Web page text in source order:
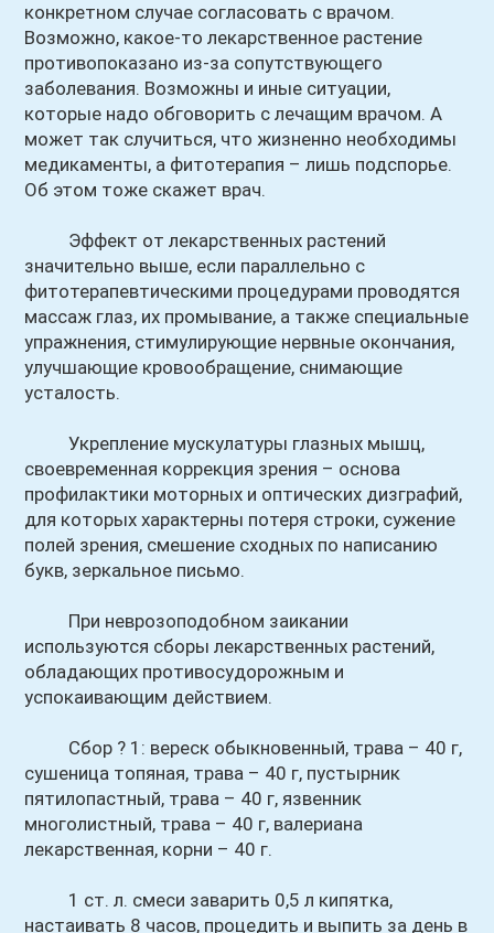
конкретном случае согласовать с врачом.
Возможно, какое-то лекарственное растение
противопоказано из-за сопутствующего
заболевания. Возможны и иные ситуации,
которые надо обговорить с лечащим врачом. А
может так случиться, что жизненно необходимы
медикаменты, а фитотерапия – лишь подспорье.
Об этом тоже скажет врач.
Эффект от лекарственных растений
значительно выше, если параллельно с
фитотерапевтическими процедурами проводятся
массаж глаз, их промывание, а также специальные
упражнения, стимулирующие нервные окончания,
улучшающие кровообращение, снимающие
усталость.
Укрепление мускулатуры глазных мышц,
своевременная коррекция зрения – основа
профилактики моторных и оптических дизграфий,
для которых характерны потеря строки, сужение
полей зрения, смешение сходных по написанию
букв, зеркальное письмо.
При неврозоподобном заикании
используются сборы лекарственных растений,
обладающих противосудорожным и
успокаивающим действием.
Сбор ? 1: вереск обыкновенный, трава – 40 г,
сушеница топяная, трава – 40 г, пустырник
пятилопастный, трава – 40 г, язвенник
многолистный, трава – 40 г, валериана
лекарственная, корни – 40 г.
1 ст. л. смеси заварить 0,5 л кипятка,
настаивать 8 часов, процедить и выпить за день в